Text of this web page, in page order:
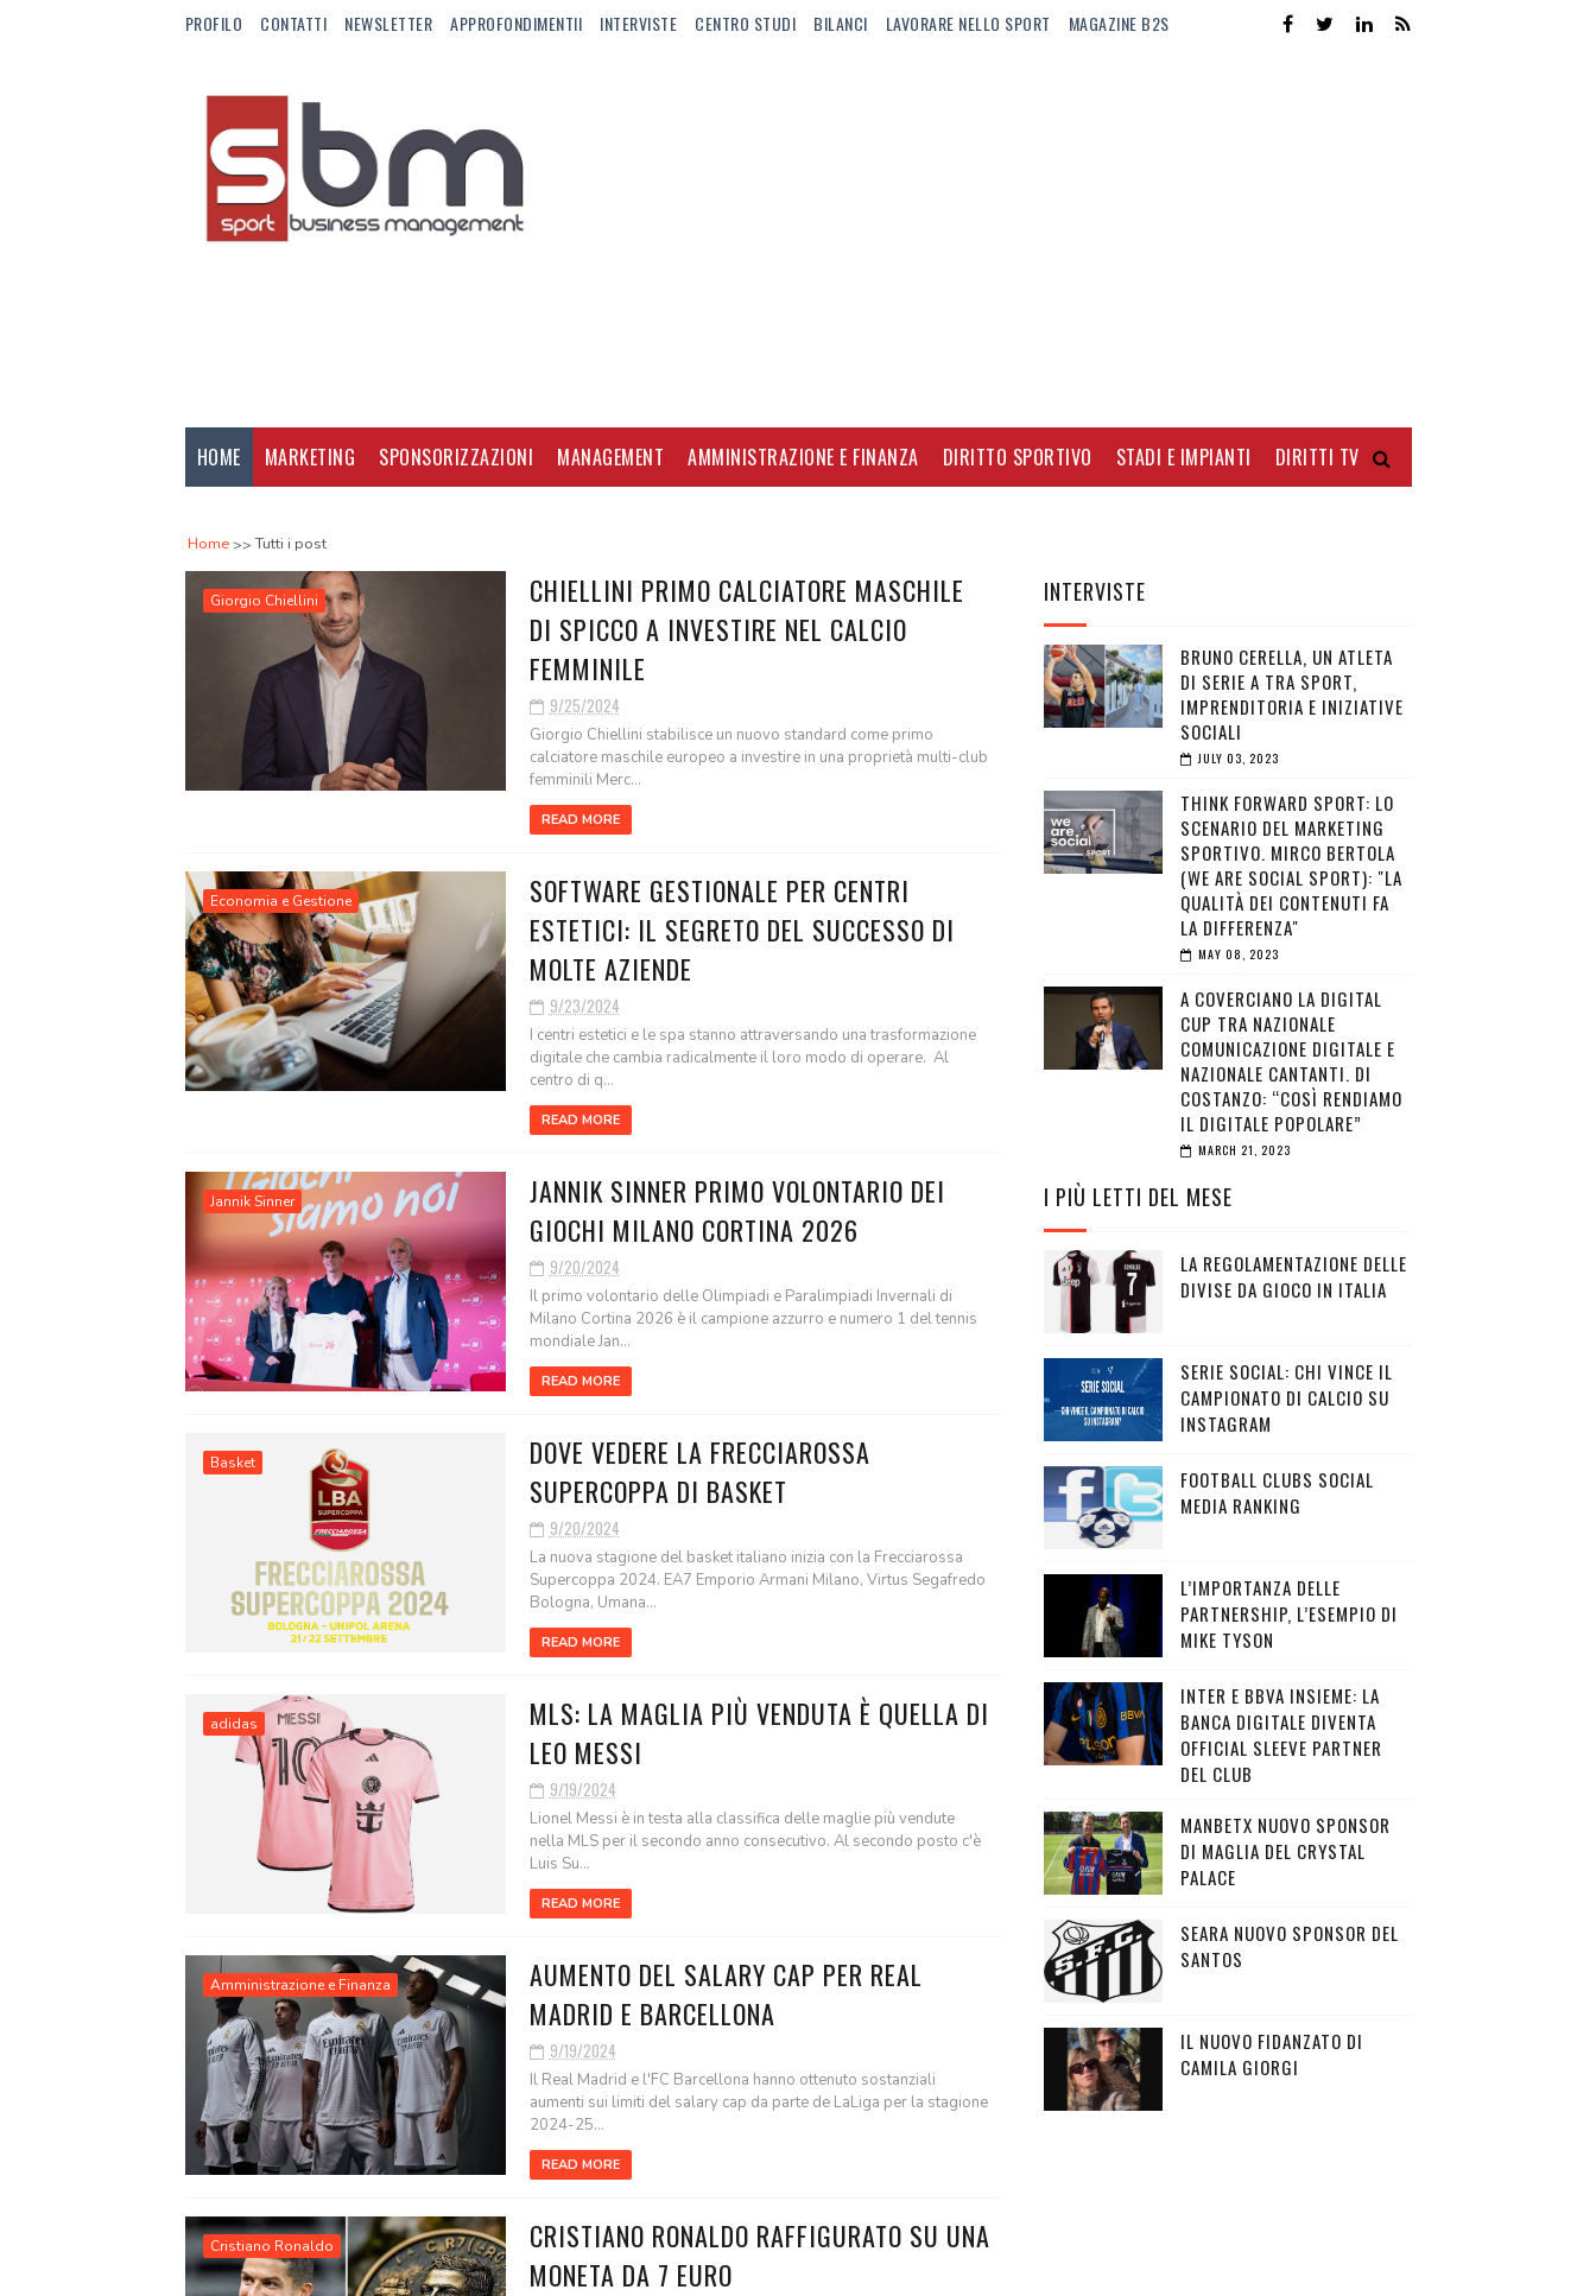
PROFILO CONTATTI NEWSLETTER APPROFONDIMENTII INTERVISTE CENTRO STUDI BILANCI LAVORARE NELLO SPORT MAGAZINE B2S
HOME MARKETING SPONSORIZZAZIONI MANAGEMENT AMMINISTRAZIONE E FINANZA DIRITTO SPORTIVO STADI E IMPIANTI DIRITTI TV
Home Tutti i post
Giorgio Chiellini
CHIELLINI PRIMO CALCIATORE MASCHILE
DI SPICCO A INVESTIRE NEL CALCIO
FEMMINILE
9/25/2024
Giorgio Chiellini stabilisce un nuovo standard come primo
calciatore maschile europeo a investire in una proprietà multi-club
femminili Merc...
READ MORE
Economia e Gestione
SOFTWARE GESTIONALE PER CENTRI
ESTETICI: IL SEGRETO DEL SUCCESSO DI
MOLTE AZIENDE
9/23/2024
I centri estetici e le spa stanno attraversando una trasformazione
digitale che cambia radicalmente il loro modo di operare. Al
centro di q...
READ MORE
Jannik Sinner
JANNIK SINNER PRIMO VOLONTARIO DEI
GIOCHI MILANO CORTINA 2026
9/20/2024
Il primo volontario delle Olimpiadi e Paralimpiadi Invernali di
Milano Cortina 2026 è il campione azzurro e numero 1 del tennis
mondiale Jan...
READ MORE
Basket
DOVE VEDERE LA FRECCIAROSSA
SUPERCOPPA DI BASKET
9/20/2024
La nuova stagione del basket italiano inizia con la Frecciarossa
Supercoppa 2024. EA7 Emporio Armani Milano, Virtus Segafredo
Bologna, Umana...
READ MORE
adidas
MLS: LA MAGLIA PIÙ VENDUTA È QUELLA DI
LEO MESSI
9/19/2024
Lionel Messi è in testa alla classifica delle maglie più vendute
nella MLS per il secondo anno consecutivo. Al secondo posto c'è
Luis Su...
READ MORE
Amministrazione e Finanza
AUMENTO DEL SALARY CAP PER REAL
MADRID E BARCELLONA
9/19/2024
Il Real Madrid e l'FC Barcellona hanno ottenuto sostanziali
aumenti sui limiti del salary cap da parte de LaLiga per la stagione
2024-25...
READ MORE
Cristiano Ronaldo
CRISTIANO RONALDO RAFFIGURATO SU UNA
MONETA DA 7 EURO
INTERVISTE
BRUNO CERELLA, UN ATLETA
DI SERIE A TRA SPORT,
IMPRENDITORIA E INIZIATIVE
SOCIALI
JULY 03, 2023
THINK FORWARD SPORT: LO
SCENARIO DEL MARKETING
SPORTIVO. MIRCO BERTOLA
(WE ARE SOCIAL SPORT): "LA
QUALITÀ DEI CONTENUTI FA
LA DIFFERENZA"
MAY 08, 2023
A COVERCIANO LA DIGITAL
CUP TRA NAZIONALE
COMUNICAZIONE DIGITALE E
NAZIONALE CANTANTI. DI
COSTANZO: “COSÌ RENDIAMO
IL DIGITALE POPOLARE”
MARCH 21, 2023
I PIÙ LETTI DEL MESE
LA REGOLAMENTAZIONE DELLE
DIVISE DA GIOCO IN ITALIA
SERIE SOCIAL: CHI VINCE IL
CAMPIONATO DI CALCIO SU
INSTAGRAM
FOOTBALL CLUBS SOCIAL
MEDIA RANKING
L’IMPORTANZA DELLE
PARTNERSHIP, L’ESEMPIO DI
MIKE TYSON
INTER E BBVA INSIEME: LA
BANCA DIGITALE DIVENTA
OFFICIAL SLEEVE PARTNER
DEL CLUB
MANBETX NUOVO SPONSOR
DI MAGLIA DEL CRYSTAL
PALACE
SEARA NUOVO SPONSOR DEL
SANTOS
IL NUOVO FIDANZATO DI
CAMILA GIORGI